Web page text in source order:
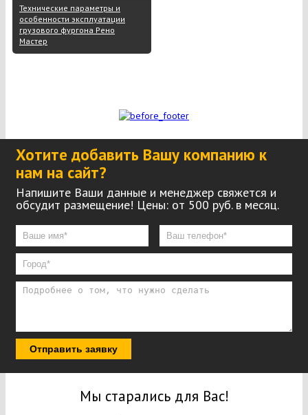
Технические параметры и
особенности эксплуатации
грузового фургона Рено
Мастер
Хотите добавить Вашу компанию к
нам на сайт?
Напишите Ваши данные и менеджер свяжется и
обсудит размещение! Цены: от 500 руб. в месяц.
Отправить заявку
Мы старались для Вас!